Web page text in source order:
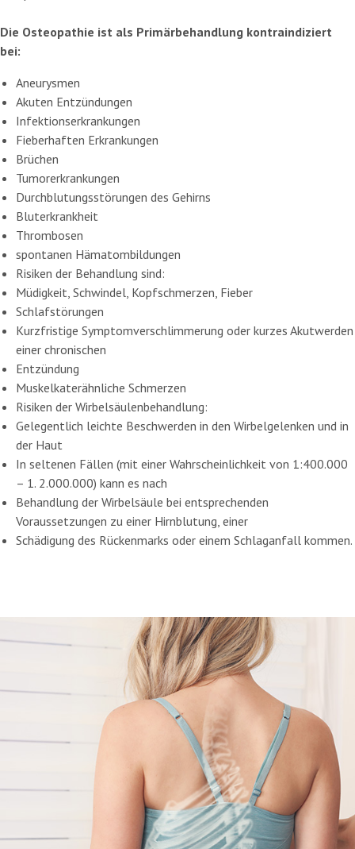
Die Osteopathie ist als Primärbehandlung kontraindiziert
bei:
Aneurysmen
Akuten Entzündungen
Infektionserkrankungen
Fieberhaften Erkrankungen
Brüchen
Tumorerkrankungen
Durchblutungsstörungen des Gehirns
Bluterkrankheit
Thrombosen
spontanen Hämatombildungen
Risiken der Behandlung sind:
Müdigkeit, Schwindel, Kopfschmerzen, Fieber
Schlafstörungen
Kurzfristige Symptomverschlimmerung oder kurzes Akutwerden
einer chronischen
Entzündung
Muskelkaterähnliche Schmerzen
Risiken der Wirbelsäulenbehandlung:
Gelegentlich leichte Beschwerden in den Wirbelgelenken und in
der Haut
In seltenen Fällen (mit einer Wahrscheinlichkeit von 1:400.000
– 1. 2.000.000) kann es nach
Behandlung der Wirbelsäule bei entsprechenden
Voraussetzungen zu einer Hirnblutung, einer
Schädigung des Rückenmarks oder einem Schlaganfall kommen.